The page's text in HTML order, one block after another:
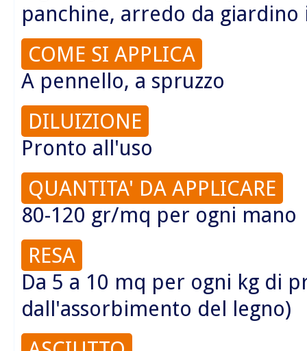
panchine, arredo da giardino
COME SI APPLICA
A pennello, a spruzzo
DILUIZIONE
Pronto all'uso
QUANTITA' DA APPLICARE
80-120 gr/mq per ogni mano
RESA
Da 5 a 10 mq per ogni kg di
dall'assorbimento del legno)